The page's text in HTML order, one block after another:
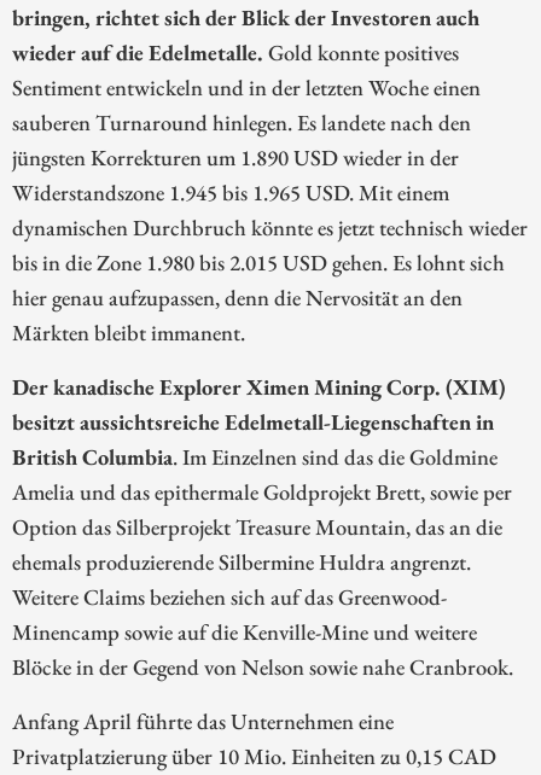
bringen, richtet sich der Blick der Investoren auch
wieder auf die Edelmetalle. Gold konnte positives
Sentiment entwickeln und in der letzten Woche einen
sauberen Turnaround hinlegen. Es landete nach den
jüngsten Korrekturen um 1.890 USD wieder in der
Widerstandszone 1.945 bis 1.965 USD. Mit einem
dynamischen Durchbruch könnte es jetzt technisch wieder
bis in die Zone 1.980 bis 2.015 USD gehen. Es lohnt sich
hier genau aufzupassen, denn die Nervosität an den
Märkten bleibt immanent.
Der kanadische Explorer Ximen Mining Corp. (XIM)
besitzt aussichtsreiche Edelmetall-Liegenschaften in
British Columbia. Im Einzelnen sind das die Goldmine
Amelia und das epithermale Goldprojekt Brett, sowie per
Option das Silberprojekt Treasure Mountain, das an die
ehemals produzierende Silbermine Huldra angrenzt.
Weitere Claims beziehen sich auf das Greenwood-
Minencamp sowie auf die Kenville-Mine und weitere
Blöcke in der Gegend von Nelson sowie nahe Cranbrook.
Anfang April führte das Unternehmen eine
Privatplatzierung über 10 Mio. Einheiten zu 0,15 CAD